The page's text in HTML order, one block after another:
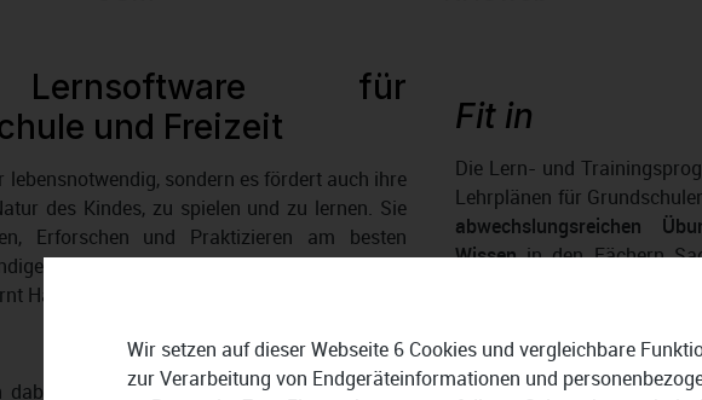
für
und Freizeit
sondern es fördert auch ihre
des Kindes, zu spielen und zu lernen. Sie
Erforschen und Praktizieren am besten
Prozess, der ein Leben lang andauert.
Hans nimmermehr“ hat heute keine Geltung
eine entscheidende Rolle. Sie haben in
Fit in
Die Lern- und
Lehrplänen für
abwechslungsreichen
Wissenin den Fächern
). Es gibt
den Schulstart. Die
kindgerecht gestaltet
Wir setzen auf dieser Webseite 6 Cookies und vergleichbare
zur Verarbeitung von Endgeräteinformationen und